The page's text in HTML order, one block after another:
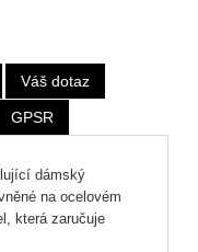
Váš dotaz
GPSR
dámský
na ocelovém
která zaručuje